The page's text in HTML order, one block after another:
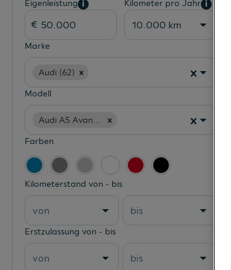
Eigenleistung i Kilometer pro Jahr i
10.000 km
Marke
Audi (62)
Modell
Farben
Kilometerstand von - bis
von bis
Erstzulassung von - bis
von bis